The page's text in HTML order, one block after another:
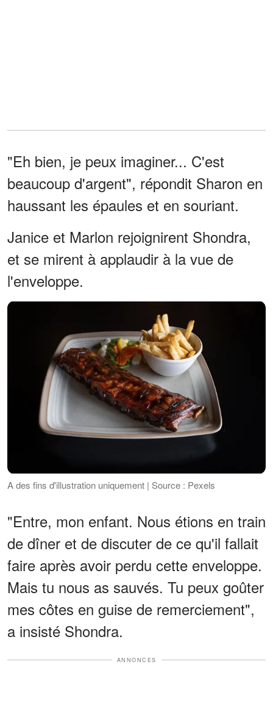
"Eh bien, je peux imaginer... C'est
beaucoup d'argent", répondit Sharon en
haussant les épaules et en souriant.
Janice et Marlon rejoignirent Shondra,
et se mirent à applaudir à la vue de
l'enveloppe.
A des fins d'illustration uniquement | Source : Pexels
"Entre, mon enfant. Nous étions en train
de dîner et de discuter de ce qu'il fallait
faire après avoir perdu cette enveloppe.
Mais tu nous as sauvés. Tu peux goûter
mes côtes en guise de remerciement",
a insisté Shondra.
ANNONCES